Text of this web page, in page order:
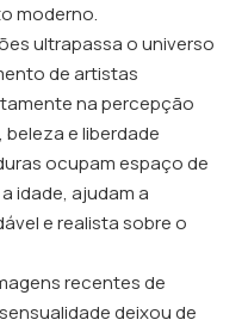
moderno.
ultrapassa o universo
de artistas
na percepção
e liberdade
ocupam espaço de
idade, ajudam a
e realista sobre o
recentes de
deixou de